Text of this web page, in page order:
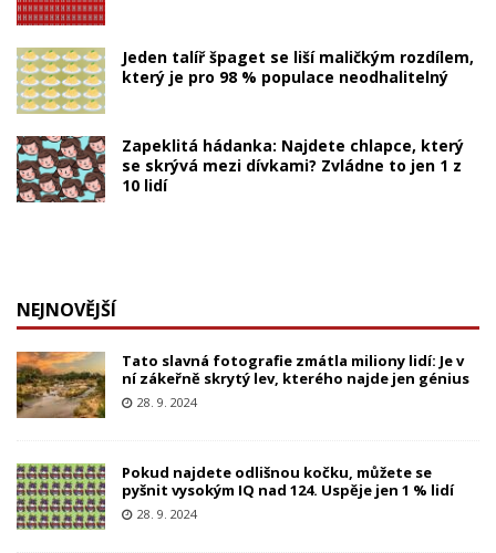
Jeden talíř špaget se liší maličkým rozdílem,
který je pro 98 % populace neodhalitelný
Zapeklitá hádanka: Najdete chlapce, který
se skrývá mezi dívkami? Zvládne to jen 1 z
10 lidí
NEJNOVĚJŠÍ
Tato slavná fotografie zmátla miliony lidí: Je v
ní zákeřně skrytý lev, kterého najde jen génius
28. 9. 2024
Pokud najdete odlišnou kočku, můžete se
pyšnit vysokým IQ nad 124. Uspěje jen 1 % lidí
28. 9. 2024